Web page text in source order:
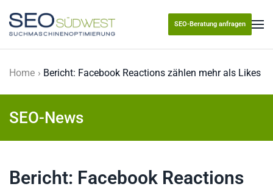
Skip to main content
SEO-Beratung anfragen
Home Bericht: Facebook Reactions zählen mehr als Likes
SEO-News
Bericht: Facebook Reactions